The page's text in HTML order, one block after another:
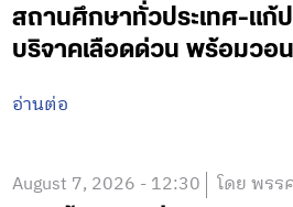
สถานศึกษาทั่วประเทศ-แก้
บริจาคเลือดด่วน พร้อมวอ
อ่านต่อ
August 7, 2026 - 12:30 โดย พรร